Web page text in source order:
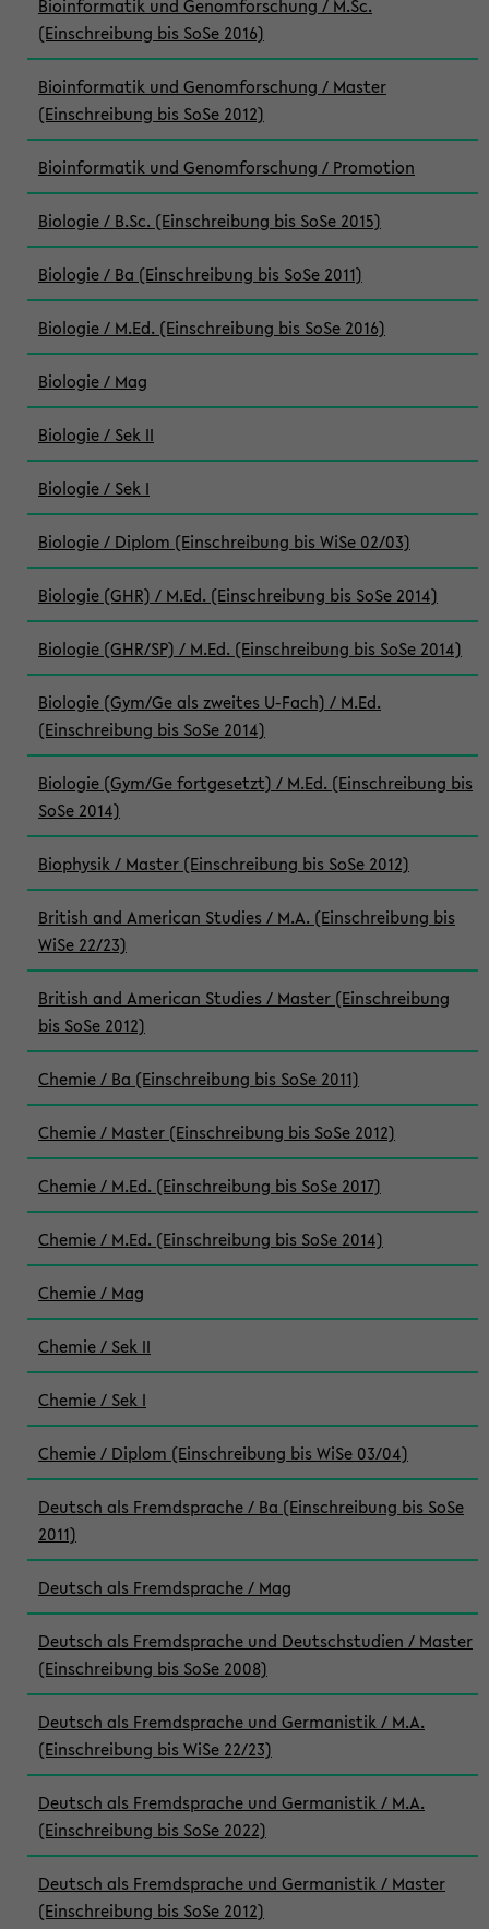
Bioinformatik und Genomforschung / M.Sc.
(Einschreibung bis SoSe 2016)
Bioinformatik und Genomforschung / Master
(Einschreibung bis SoSe 2012)
Bioinformatik und Genomforschung / Promotion
Biologie / B.Sc. (Einschreibung bis SoSe 2015)
Biologie / Ba (Einschreibung bis SoSe 2011)
Biologie / M.Ed. (Einschreibung bis SoSe 2016)
Biologie / Mag
Biologie / Sek II
Biologie / Sek I
Biologie / Diplom (Einschreibung bis WiSe 02/03)
Biologie (GHR) / M.Ed. (Einschreibung bis SoSe 2014)
Biologie (GHR/SP) / M.Ed. (Einschreibung bis SoSe 2014)
Biologie (Gym/Ge als zweites U-Fach) / M.Ed.
(Einschreibung bis SoSe 2014)
Biologie (Gym/Ge fortgesetzt) / M.Ed. (Einschreibung bis
SoSe 2014)
Biophysik / Master (Einschreibung bis SoSe 2012)
British and American Studies / M.A. (Einschreibung bis
WiSe 22/23)
British and American Studies / Master (Einschreibung
bis SoSe 2012)
Chemie / Ba (Einschreibung bis SoSe 2011)
Chemie / Master (Einschreibung bis SoSe 2012)
Chemie / M.Ed. (Einschreibung bis SoSe 2017)
Chemie / M.Ed. (Einschreibung bis SoSe 2014)
Chemie / Mag
Chemie / Sek II
Chemie / Sek I
Chemie / Diplom (Einschreibung bis WiSe 03/04)
Deutsch als Fremdsprache / Ba (Einschreibung bis SoSe
2011)
Deutsch als Fremdsprache / Mag
Deutsch als Fremdsprache und Deutschstudien / Master
(Einschreibung bis SoSe 2008)
Deutsch als Fremdsprache und Germanistik / M.A.
(Einschreibung bis WiSe 22/23)
Deutsch als Fremdsprache und Germanistik / M.A.
(Einschreibung bis SoSe 2022)
Deutsch als Fremdsprache und Germanistik / Master
(Einschreibung bis SoSe 2012)